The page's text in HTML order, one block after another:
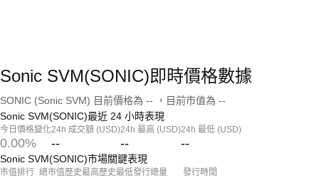
Sonic SVM(SONIC)即時價格數據
SONIC (Sonic SVM) 目前價格為 -- ，目前市值為 --
Sonic SVM(SONIC)最近 24 小時表現
今日價格變化
0.00%
24h 成交額 (USD)
--
24h 最高 (USD)
--
24h 最低 (USD)
--
Sonic SVM(SONIC)市場關鍵表現
市值排行 總市值歷史最高歷史最低發行總量 發行時間